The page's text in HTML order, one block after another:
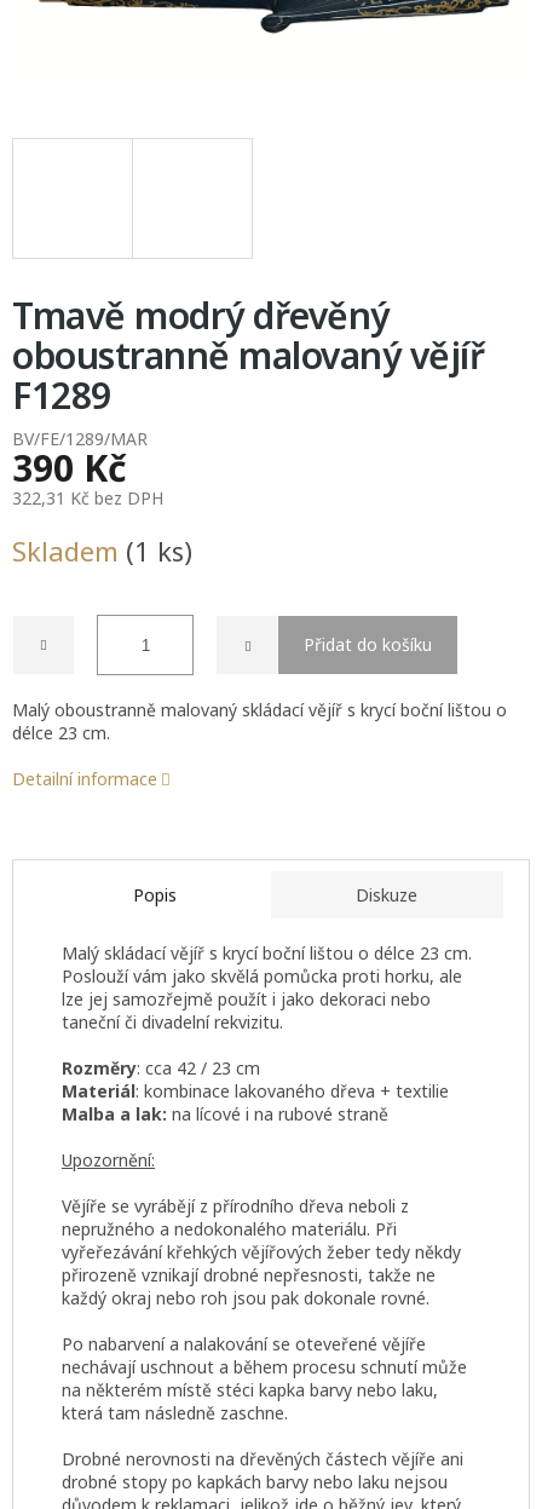
Tmavě modrý dřevěný
oboustranně malovaný vějíř
F1289
BV/FE/1289/MAR
390 Kč
322,31 Kč bez DPH
cena:
Skladem (1 ks)
Přidat do košíku
Malý oboustranně malovaný skládací vějíř s krycí boční lištou o
délce 23 cm.
Detailní informace
Popis Diskuze
Malý skládací vějíř s krycí boční lištou o délce 23 cm.
Poslouží vám jako skvělá pomůcka proti horku, ale
lze jej samozřejmě použít i jako dekoraci nebo
taneční či divadelní rekvizitu.
Rozměry: cca 42 / 23 cm
Materiál: kombinace lakovaného dřeva + textilie
Malba a lak: na lícové i na rubové straně
Upozornění:
Vějíře se vyrábějí z přírodního dřeva neboli z
nepružného a nedokonalého materiálu. Při
vyřeřezávání křehkých vějířových žeber tedy někdy
přirozeně vznikají drobné nepřesnosti, takže ne
každý okraj nebo roh jsou pak dokonale rovné.
Po nabarvení a nalakování se oteveřené vějíře
nechávají uschnout a během procesu schnutí může
na některém místě stéci kapka barvy nebo laku,
která tam následně zaschne.
Drobné nerovnosti na dřevěných částech vějíře ani
drobné stopy po kapkách barvy nebo laku nejsou
důvodem k reklamaci, jelikož jde o běžný jev, který